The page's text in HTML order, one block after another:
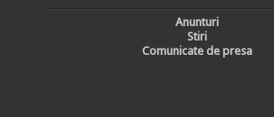
Anunturi
Stiri
Comunicate de presa